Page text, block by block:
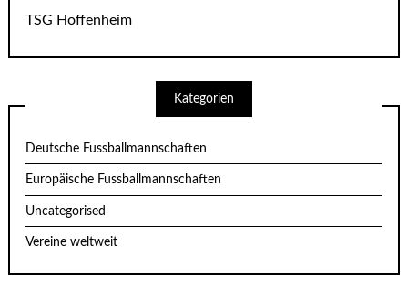
TSG Hoffenheim
Kategorien
Deutsche Fussballmannschaften
Europäische Fussballmannschaften
Uncategorised
Vereine weltweit